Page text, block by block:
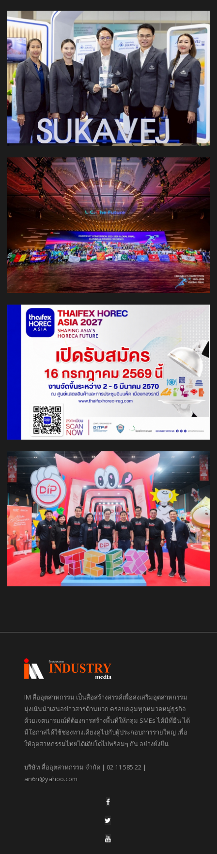
IM สื่ออุตสาหกรรม เป็นสื่อสร้างสรรค์เพื่อส่งเสริมอุตสาหกรรม
มุ่งเน้นนำเสนอข่าวสารด้านบวก ครอบคลุมทุกหมวดหมู่ธุรกิจ
ด้วยเจตนารมณ์ที่ต้องการสร้างพื้นที่ให้กลุ่ม SMEs ได้มีที่ยืน ได้
มีโอกาสได้ใช้ช่องทางเคียงคู่ไปกับผู้ประกอบการรายใหญ่ เพื่อ
ให้อุตสาหกรรมไทยได้เติบโตไปพร้อมๆ กัน อย่างยั่งยืน
บริษัท สื่ออุตสาหกรรม จำกัด | 02 11 585 22 |
an6n@yahoo.com